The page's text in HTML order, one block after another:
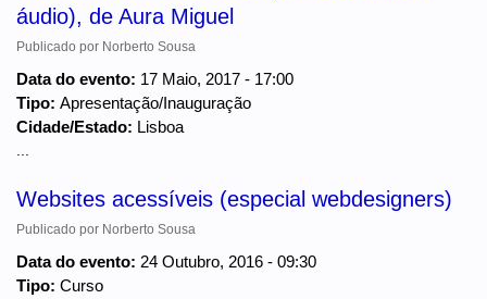
áudio), de Aura Miguel
Publicado por Norberto Sousa
Data do evento: 17 Maio, 2017 - 17:00
Tipo: Apresentação/Inauguração
Cidade/Estado: Lisboa
Websites acessíveis (especial webdesigners)
Publicado por Norberto Sousa
Data do evento: 24 Outubro, 2016 - 09:30
Tipo: Curso